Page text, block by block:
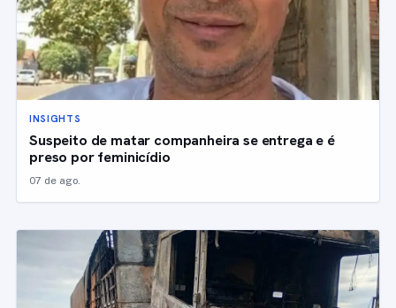
INSIGHTS
Suspeito de matar companheira se entrega e é
preso por feminicídio
07 de ago.